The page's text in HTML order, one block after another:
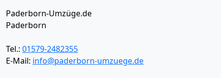
Paderborn-Umzüge.de
Paderborn
Tel.: 01579-2482355
E-Mail: info@paderborn-umzuege.de